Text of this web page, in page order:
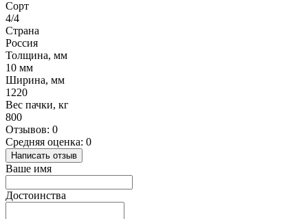
Сорт
4/4
Страна
Россия
Толщина, мм
10 мм
Ширина, мм
1220
Вес пачки, кг
800
Отзывов: 0
Средняя оценка: 0
Написать отзыв
Ваше имя
Достоинства